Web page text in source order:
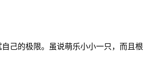
己的极限。虽说萌乐小小一只，而且根